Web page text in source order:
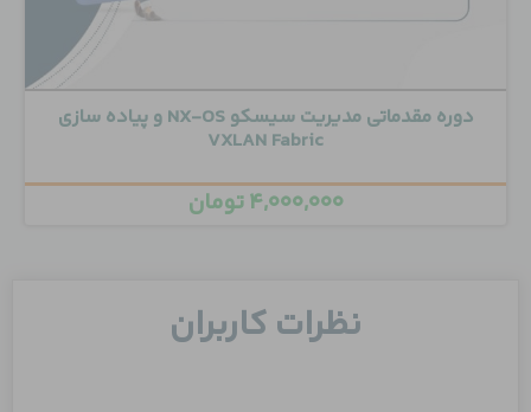
دوره مقدماتی مدیریت سیسکو NX-OS و پیاده سازی
VXLAN Fabric
۴,۰۰۰,۰۰۰تومان
نظرات کاربران